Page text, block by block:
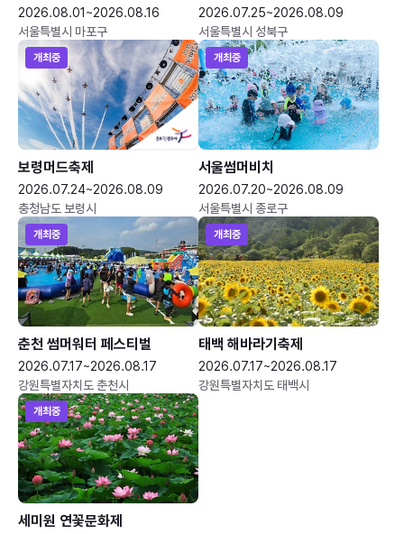
2026.08.01~2026.08.16
서울특별시 마포구
2026.07.25~2026.08.09
서울특별시 성북구
개최중
보령머드축제
2026.07.24~2026.08.09
충청남도 보령시
개최중
서울썸머비치
2026.07.20~2026.08.09
서울특별시 종로구
개최중
춘천 썸머워터 페스티벌
2026.07.17~2026.08.17
강원특별자치도 춘천시
개최중
태백 해바라기축제
2026.07.17~2026.08.17
강원특별자치도 태백시
개최중
세미원 연꽃문화제